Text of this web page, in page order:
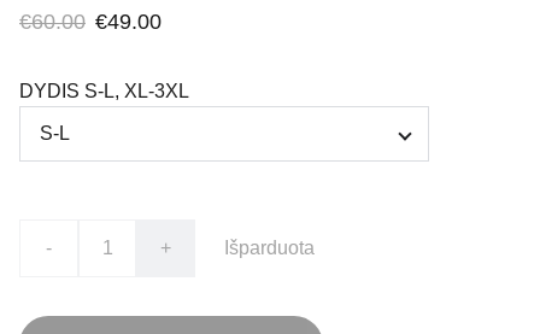
€60.00 €49.00
DYDIS S-L, XL-3XL
- + Išparduota